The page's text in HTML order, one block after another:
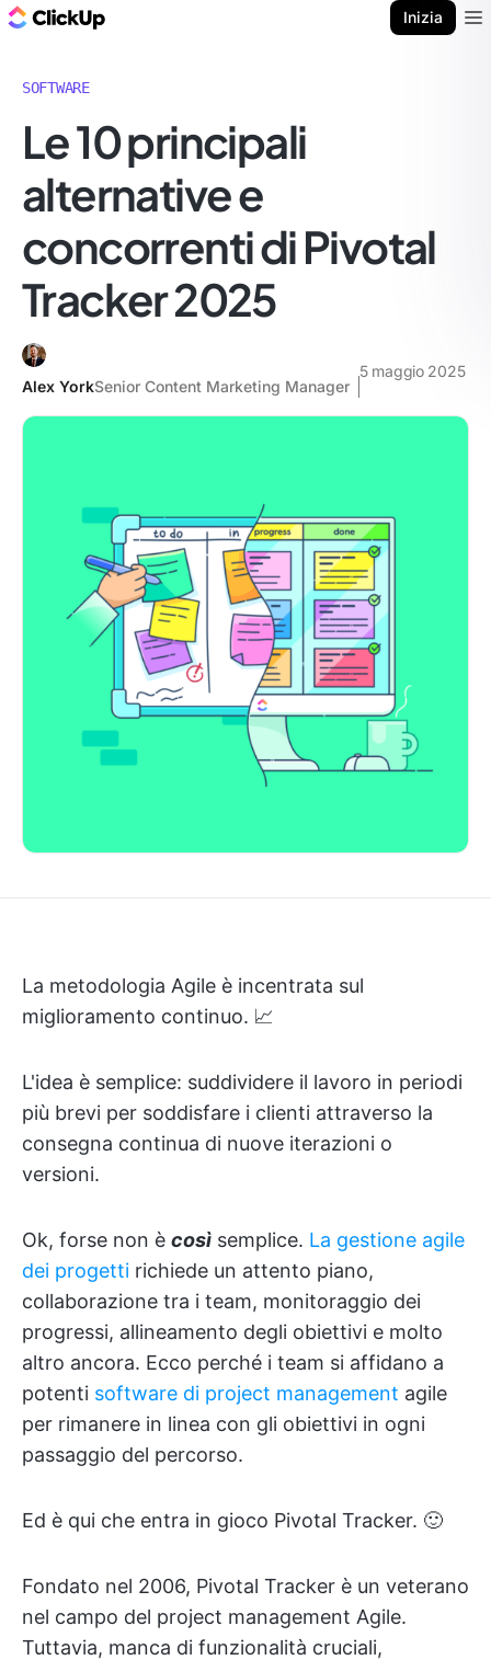
Inizia
SOFTWARE
Le 10 principali
alternative e
concorrenti di Pivotal
Tracker 2025
Alex YorkSenior Content Marketing Manager
5 maggio 2025
La metodologia Agile è incentrata sul
miglioramento continuo. 📈
L'idea è semplice: suddividere il lavoro in periodi
più brevi per soddisfare i clienti attraverso la
consegna continua di nuove iterazioni o
versioni.
Ok, forse non è così semplice. La gestione agile
dei progetti richiede un attento piano,
collaborazione tra i team, monitoraggio dei
progressi, allineamento degli obiettivi e molto
altro ancora. Ecco perché i team si affidano a
potenti software di project management agile
per rimanere in linea con gli obiettivi in ogni
passaggio del percorso.
Ed è qui che entra in gioco Pivotal Tracker. 🙂
Fondato nel 2006, Pivotal Tracker è un veterano
nel campo del project management Agile.
Tuttavia, manca di funzionalità cruciali,